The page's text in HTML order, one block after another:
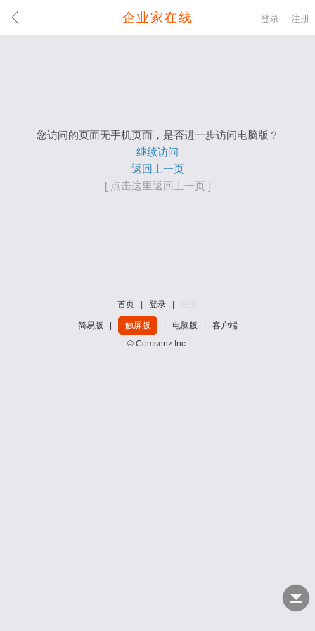
企业家在线 登录 注册
您访问的页面无手机页面，是否进一步访问电脑版？
继续访问
返回上一页
[ 点击这里返回上一页 ]
首页 登录
简易版 触屏版 电脑版
客户端
© Comsenz Inc.